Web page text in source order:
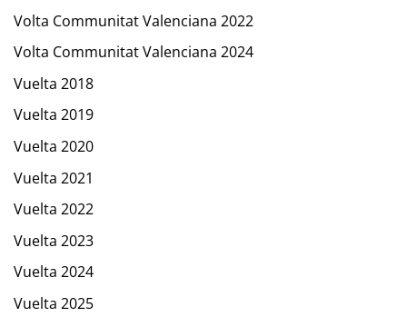
Volta Communitat Valenciana 2022
Volta Communitat Valenciana 2024
Vuelta 2018
Vuelta 2019
Vuelta 2020
Vuelta 2021
Vuelta 2022
Vuelta 2023
Vuelta 2024
Vuelta 2025